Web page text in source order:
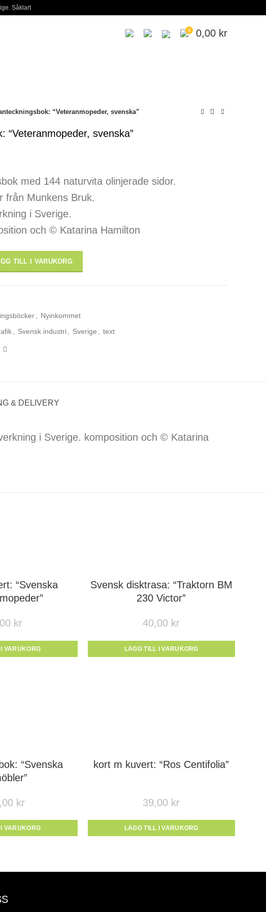
Såklart
0 0,00 kr
“Veteranmopeder, svenska”
“Veteranmopeder, svenska”
med 144 naturvita olinjerade sidor.
från Munkens Bruk.
i Sverige.
och © Katarina Hamilton
svenska" mängd
TILL I VARUKORG
Nyinkommet
Svensk industri Sverige text
& DELIVERY
i Sverige. komposition och © Katarina
“Svenska
kr
VARUKORG
Svensk disktrasa: “Traktorn BM
230 Victor”
40,00 kr
LÄGG TILL I VARUKORG
“Svenska
kr
VARUKORG
kort m kuvert: “Ros Centifolia”
39,00 kr
LÄGG TILL I VARUKORG